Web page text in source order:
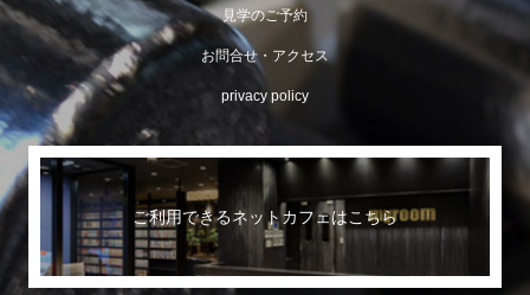
見学のご予約
お問合せ・アクセス
privacy policy
ご利用できるネットカフェはこちら